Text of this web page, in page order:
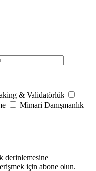
& Validatörlük
Mimari Danışmanlık
derinlemesine
için abone olun.